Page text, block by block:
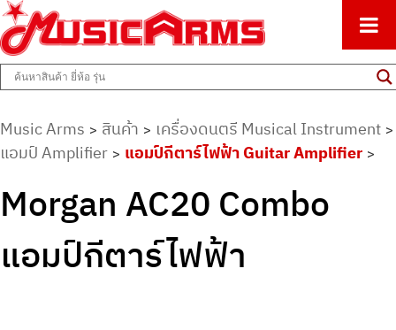
Music Arms
ศูนย์รวมครื่องดนตรีทุกชนิด ตั้งแต่เริ่มต้นถึงมืออาชีพ
Music Arms > สินค้า > เครื่องดนตรี Musical Instrument >
แอมป์ Amplifier > แอมป์กีตาร์ไฟฟ้า Guitar Amplifier >
Morgan AC20 Combo
แอมป์กีตาร์ไฟฟ้า